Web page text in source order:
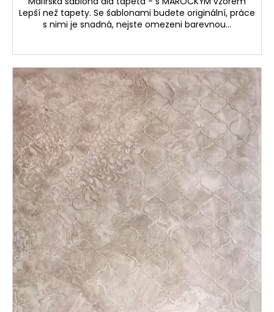
Lepší než tapety. Se šablonami budete originální, práce
s nimi je snadná, nejste omezeni barevnou...